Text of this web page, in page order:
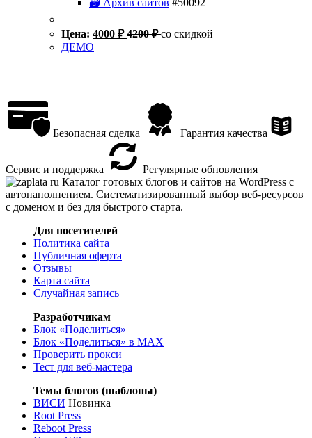
🗃 Архив сайтов #50092
Цена: 4000 ₽ 4200₽ со скидкой
ДЕМО
Безопасная сделка Гарантия качества
Сервис и поддержка
Регулярные обновления
Каталог готовых блогов и сайтов на WordPress с
автонаполнением. Систематизированный выбор веб-ресурсов
с доменом и без для быстрого старта.
Для посетителей
Политика сайта
Публичная оферта
Отзывы
Карта сайта
Случайная запись
Разработчикам
Блок «Поделиться»
Блок «Поделиться» в MAX
Проверить прокси
Тест для веб-мастера
Темы блогов (шаблоны)
ВИСИ Новинка
Root Press
Reboot Press